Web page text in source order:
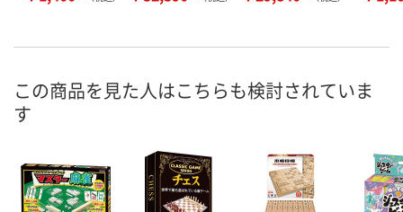
この商品を見た人はこちらも検討されていま
す